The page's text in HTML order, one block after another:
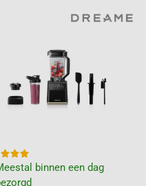
gebruiksduur,
verwijdert

binnen een dag